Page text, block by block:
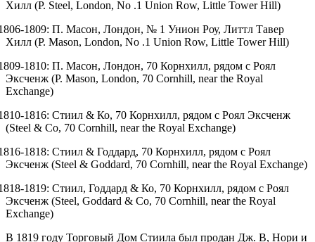
Хилл (P. Steel, London, No .1 Union Row, Little Tower Hill)
1809: П. Масон, Лондон, № 1 Унион Роу, Литтл Тавер
Хилл (P. Mason, London, No .1 Union Row, Little Tower Hill)
1810: П. Масон, Лондон, 70 Корнхилл, рядом с Роял
Эксченж (P. Mason, London, 70 Cornhill, near the Royal
Exchange)
1816: Стиил & Ко, 70 Корнхилл, рядом с Роял Эксченж
(Steel & Co, 70 Cornhill, near the Royal Exchange)
1818: Стиил & Годдард, 70 Корнхилл, рядом с Роял
Эксченж (Steel & Goddard, 70 Cornhill, near the Royal Exchange)
1819: Стиил, Годдард & Ко, 70 Корнхилл, рядом с Роял
Эксченж (Steel, Goddard & Co, 70 Cornhill, near the Royal
Exchange)
В 1819 году Торговый Дом Стиила был продан Дж. В, Нори и